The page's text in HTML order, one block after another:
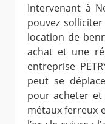
Intervenant à
pouvez
location de
achat et une
entreprise
peut se
pour acheter
métaux ferreux